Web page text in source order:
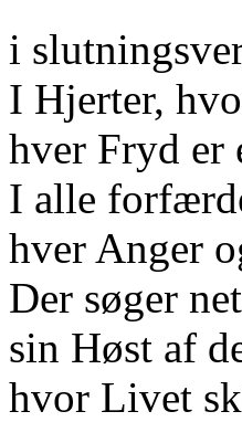
i
I Hjerter,
hver Fryd er
I alle
hver Anger
Der søger
sin Høst af
hvor Livet